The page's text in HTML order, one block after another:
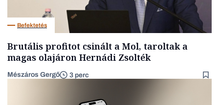
Befektetés
Brutális profitot csinált a Mol, taroltak a
magas olajáron Hernádi Zsolték
Mészáros Gergő 3 perc